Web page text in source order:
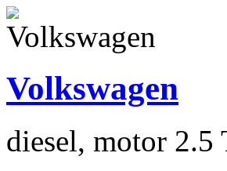
Volkswagen
diesel, motor